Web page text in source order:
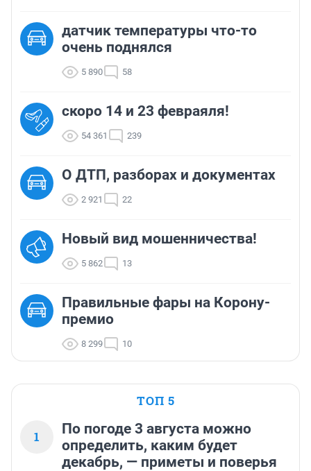
датчик температуры что-то
очень поднялся
5 890 58
скоро 14 и 23 февраяля!
54 361 239
О ДТП, разборах и документах
2 921 22
Новый вид мошенничества!
5 862 13
Правильные фары на Корону-
премио
8 299 10
ТОП 5
1
По погоде 3 августа можно
определить, каким будет
декабрь, — приметы и поверья